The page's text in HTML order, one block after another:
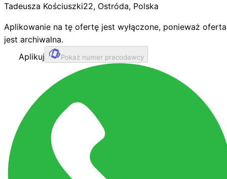
Tadeusza Kościuszki22, Ostróda, Polska
Aplikowanie na tę ofertę jest wyłączone, ponieważ oferta
jest archiwalna.
Aplikuj
Pokaż numer pracodawcy